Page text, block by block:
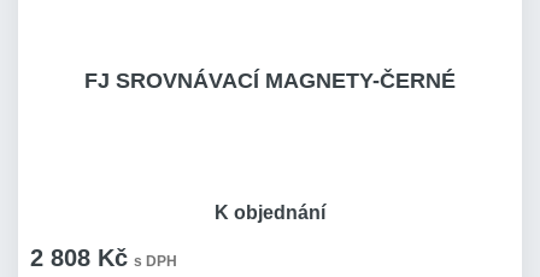
FJ SROVNÁVACÍ MAGNETY-ČERNÉ
2 808 Kč s DPH
K objednání